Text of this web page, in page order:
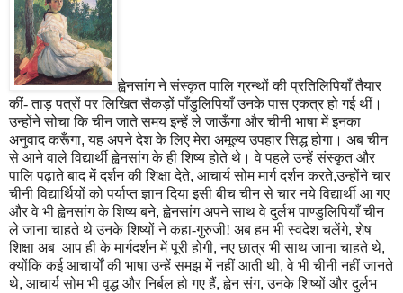
ह्वेनसांग ने संस्कृत पालि ग्रन्थों की प्रतिलिपियाँ तैयार
कीं- ताड़ पत्रों पर लिखित सैकड़ों पाँडुलिपियाँ उनके पास एकत्र हो गई थीं।
उन्होंने सोचा कि चीन जाते समय इन्हें ले जाऊँगा और चीनी भाषा में इनका
अनुवाद करूँगा,यह अपने देश के लिए मेरा अमूल्य उपहार सिद्ध होगा। अब चीन
से आने वाले विद्यार्थी ह्वेनसांग के ही शिष्य होते थे। वे पहले उन्हें संस्कृत और
पालि पढ़ाते बाद में दर्शन की शिक्षा देते, आचार्य सोम मार्ग दर्शन करते,उन्होंने चार
चीनी विद्यार्थियों को पर्याप्त ज्ञान दिया इसी बीच चीन से चार नये विद्यार्थी आ गए
और वे भी ह्वेनसांग के शिष्य बने,ह्वेनसांग अपने साथ वे दुर्लभ पाण्डुलिपियाँ चीन
ले जाना चाहते थे उनके शिष्यों ने कहा-गुरुजी! अब हम भी स्वदेश चलेंगे,शेष
शिक्षा अब आप ही के मार्गदर्शन में पूरी होगी,नए छात्र भी साथ जाना चाहते थे,
क्योंकि कई आचार्यों की भाषा उन्हें समझ में नहीं आती थी,वे भी चीनी नहीं जानते
थे, आचार्य सोम भी वृद्ध और निर्बल हो गए हैं,ह्वेन संग,उनके शिष्यों और दुर्लभ